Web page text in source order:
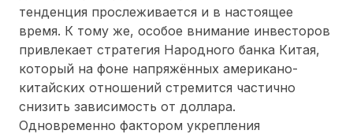
тенденция прослеживается и в настоящее
время. К тому же, особое внимание инвесторов
привлекает стратегия Народного банка Китая,
который на фоне напряжённых американо-
китайских отношений стремится частично
снизить зависимость от доллара.
Одновременно фактором укрепления